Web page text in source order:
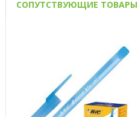
СОПУТСТВУЮЩИЕ ТОВАРЫ